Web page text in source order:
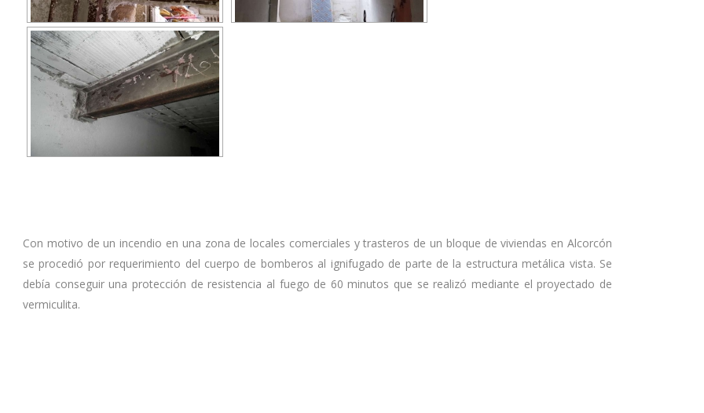
Con motivo de un incendio en una zona de locales comerciales y trasteros de un bloque de viviendas en Alcorcón
se procedió por requerimiento del cuerpo de bomberos al ignifugado de parte de la estructura metálica vista. Se
debía conseguir una protección de resistencia al fuego de 60 minutos que se realizó mediante el proyectado de
vermiculita.